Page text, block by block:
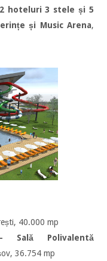
2 hoteluri 3 stele și 5
și Music Arena,
40.000 mp
Sală Polivalentă
36.754 mp